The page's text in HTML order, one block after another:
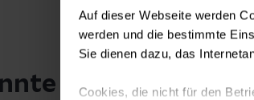
Auf dieser Webseite werden
werden und die bestimmte
Sie dienen dazu, das
Cookies, die nicht für den
Sie noch